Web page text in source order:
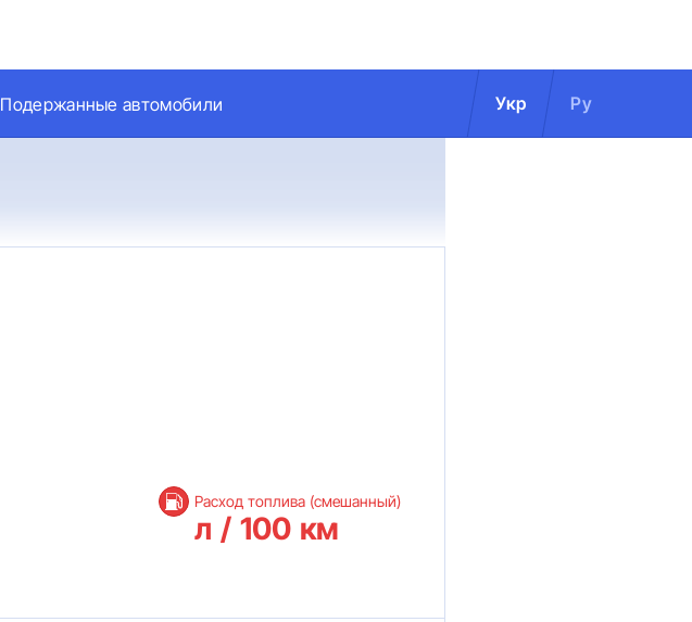
Подержанные автомобили Укр Ру
Расход топлива (смешанный)
л / 100 км